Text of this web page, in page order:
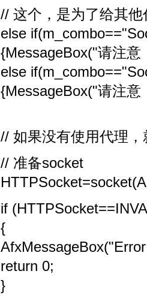
// 这个，是为了给其
else
{MessageBox("请注
else
{MessageBox("请注
// 如果没有使用代理
// 准备socket
if
{
return 0;
}